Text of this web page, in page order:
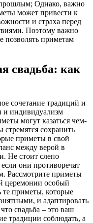
прошлым; Однако, важно
может привести к
и страха перед
Поэтому важно
позволять приметам
свадьба: как
сочетание традиций и
и индивидуализм
могут казаться чем-
сохранить
приметы в свой
между верой в
Не стоит слепо
они противоречат
Рассмотрите приметы
церемонии особый
приметы, которые
и адаптировать
свадьба – это ваш
традиции соблюдать, а